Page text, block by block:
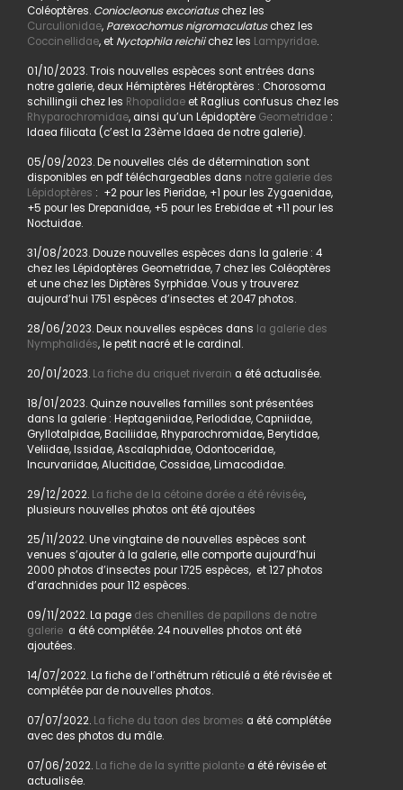
Coléoptères. Coniocleonus excoriatuschez les
Curculionidae, Parexochomus nigromaculatuschez les
Coccinellidae, et Nyctophila reichiichez les Lampyridae.
01/10/2023. Trois nouvelles espèces sont entrées dans
notre galerie, deux Hémiptères Hétéroptères : Chorosoma
schillingii chez les Rhopalidaeet Raglius confusus chez les
Rhyparochromidae, ainsi qu’un Lépidoptère Geometridae:
Idaea filicata (c’est la 23ème Idaea de notre galerie).
05/09/2023. De nouvelles clés de détermination sont
disponibles en pdf téléchargeables dans notre galerie des
Lépidoptères : +2 pour les Pieridae, +1 pour les Zygaenidae,
+5 pour les Drepanidae, +5 pour les Erebidae et +11 pour les
Noctuidae.
31/08/2023. Douze nouvelles espèces dans la galerie : 4
chez les Lépidoptères Geometridae, 7 chez les Coléoptères
et une chez les Diptères Syrphidae. Vous y trouverez
aujourd’hui 1751 espèces d’insectes et 2047 photos.
28/06/2023. Deux nouvelles espèces dans la galerie des
Nymphalidés, le petit nacré et le cardinal.
20/01/2023. La fiche du criquet riverain a été actualisée.
18/01/2023. Quinze nouvelles familles sont présentées
dans la galerie : Heptageniidae, Perlodidae, Capniidae,
Gryllotalpidae, Baciliidae, Rhyparochromidae, Berytidae,
Veliidae, Issidae, Ascalaphidae, Odontoceridae,
Incurvariidae, Alucitidae, Cossidae, Limacodidae.
29/12/2022. La fiche de la cétoine dorée a été révisée,
plusieurs nouvelles photos ont été ajoutées
25/11/2022. Une vingtaine de nouvelles espèces sont
venues s’ajouter à la galerie, elle comporte aujourd’hui
2000 photos d’insectes pour 1725 espèces, et 127 photos
d’arachnides pour 112 espèces.
09/11/2022. La page des chenilles de papillons de notre
galerie a été complétée. 24 nouvelles photos ont été
ajoutées.
14/07/2022. La fiche de l’orthétrum réticulé a été révisée et
complétée par de nouvelles photos.
07/07/2022. La fiche du taon des bromes a été complétée
avec des photos du mâle.
07/06/2022. La fiche de la syritte piolantea été révisée et
actualisée.